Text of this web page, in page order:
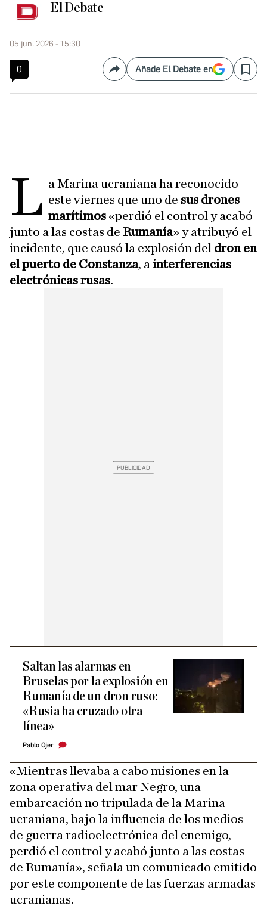
El Debate
05 jun. 2026 - 15:30
0 CompartirAñade El Debate en Save
L a Marina ucraniana ha reconocido
este viernes que uno de sus drones
marítimos «perdió el control y acabó
junto a las costas de Rumanía» y atribuyó el
incidente, que causó la explosión del dron en
el puerto de Constanza, a interferencias
electrónicas rusas.
Saltan las alarmas en
Bruselas por la explosión en
Rumanía de un dron ruso:
«Rusia ha cruzado otra
línea»
Pablo Ojer
«Mientras llevaba a cabo misiones en la
zona operativa del mar Negro, una
embarcación no tripulada de la Marina
ucraniana, bajo la influencia de los medios
de guerra radioelectrónica del enemigo,
perdió el control y acabó junto a las costas
de Rumanía», señala un comunicado emitido
por este componente de las fuerzas armadas
ucranianas.